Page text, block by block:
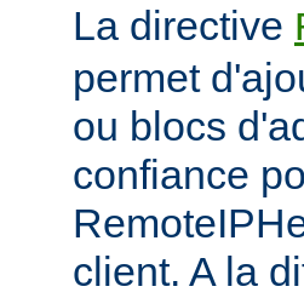
La directive
permet
ou blocs
confiance
client. A la